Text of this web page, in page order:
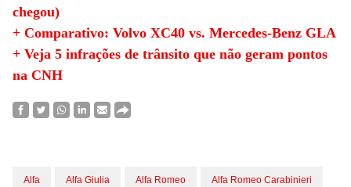
chegou)
+ Comparativo: Volvo XC40 vs. Mercedes-Benz GLA
+ Veja 5 infrações de trânsito que não geram pontos
na CNH
Alfa Alfa Giulia Alfa Romeo Alfa Romeo Carabinieri